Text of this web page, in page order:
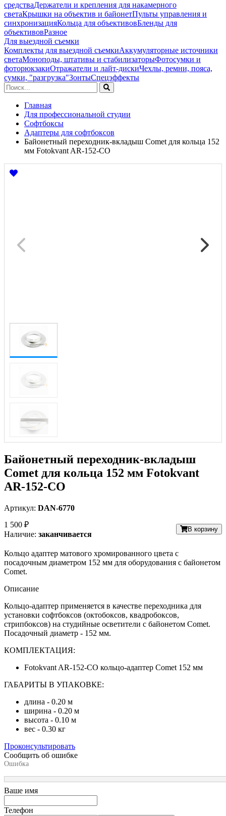
средстваДержатели и крепления для накамерного
светаКрышки на объектив и байонетПульты управления и
синхронизацияКольца для объективовБленды для
объективовРазное
Для выездной съемки
Комплекты для выездной съемкиАккумуляторные источники
светаМоноподы, штативы и стабилизаторыФотосумки и
фоторюкзакиОтражатели и лайт-дискиЧехлы, ремни, пояса,
сумки, "разгрузка"ЗонтыСпецэффекты
Главная
Для профессиональной студии
Софтбоксы
Адаптеры для софтбоксов
Байонетный переходник-вкладыш Comet для кольца 152
мм Fotokvant AR-152-CO
Байонетный переходник-вкладыш
Comet для кольца 152 мм Fotokvant
AR-152-CO
Артикул: DAN-6770
1 500 ₽
Наличие: заканчивается
В корзину
Кольцо адаптер матового хромированного цвета с
посадочным диаметром 152 мм для оборудования с байонетом
Comet.
Описание
Кольцо-адаптер применяется в качестве переходника для
установки софтбоксов (октобоксов, квадробоксов,
стрипбоксов) на студийные осветители с байонетом Comet.
Посадочный диаметр - 152 мм.
КОМПЛЕКТАЦИЯ:
Fotokvant AR-152-CO кольцо-адаптер Comet 152 мм
ГАБАРИТЫ В УПАКОВКЕ:
длина - 0.20 м
ширина - 0.20 м
высота - 0.10 м
вес - 0.30 кг
Проконсультировать
Сообщить об ошибке
Ошибка
Ваше имя
Телефон